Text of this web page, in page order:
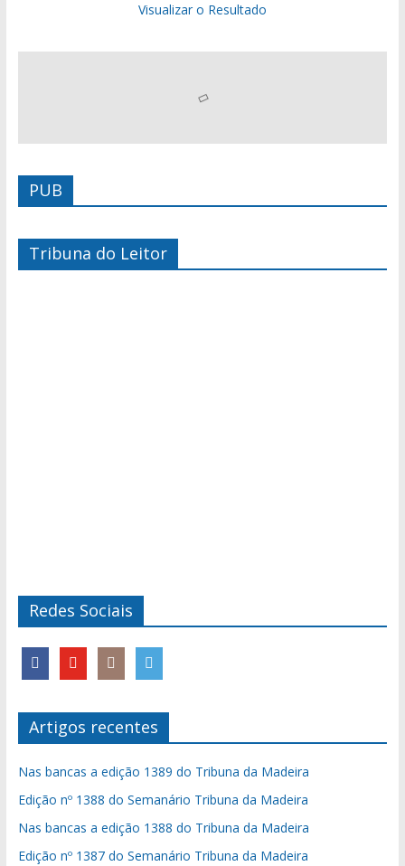
Visualizar o Resultado
PUB
Tribuna do Leitor
Redes Sociais
Artigos recentes
Nas bancas a edição 1389 do Tribuna da Madeira
Edição nº 1388 do Semanário Tribuna da Madeira
Nas bancas a edição 1388 do Tribuna da Madeira
Edição nº 1387 do Semanário Tribuna da Madeira